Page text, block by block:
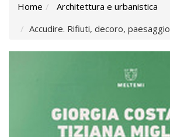
Home
Architettura e urbanistica
Accudire. Rifiuti, decoro, paesaggio